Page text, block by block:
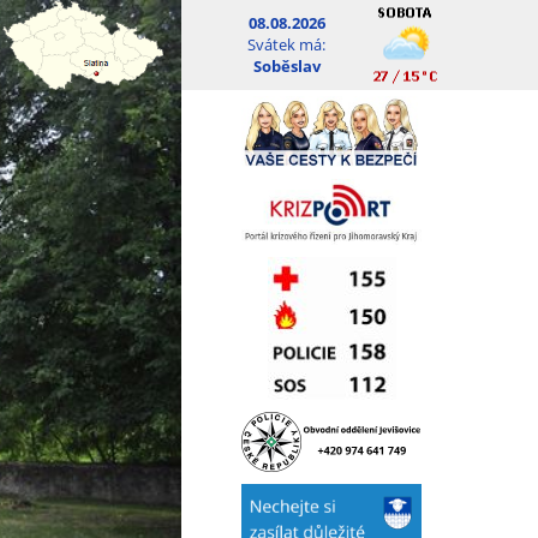
08.08.2026
Svátek má:
Soběslav